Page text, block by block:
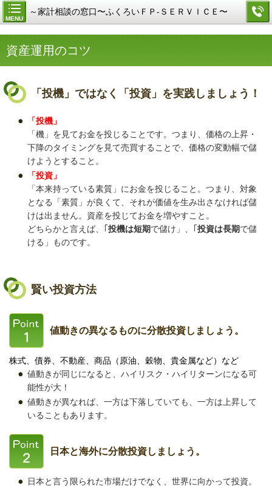
MENU
～家計相談の窓口〜ふくろいＦＰ-ＳＥＲＶＩＣＥ〜
資産運用のコツ
「投機」ではなく「投資」を実践しましょう！
「投機」
「機」を見てお金を投じることです。つまり、価格の上昇・
下降のタイミングを見て売買することで、価格の変動幅で儲
けようとすること。
「投資」
「本来持っている素質」にお金を投じること。つまり、対象
となる「素質」が良くて、それが価値を生み出さなければ儲
けは出ません。資産を投じてお金を増やすこと。
どちらかと言えば、｢ 投機は短期で儲け」、｢ 投資は長期で儲
ける」ものです。
賢い投資方法
値動きの異なるものに分散投資しましょう。
株式、債券、不動産、商品（原油、穀物、貴金属など）など
値動きが同じになると、ハイリスク・ハイリターンになる可
能性が大！
値動きが異なれば、一方は下落していても、一方は上昇して
いることもあります。
日本と海外に分散投資しましょう。
日本と言う限られた市場だけでなく、世界に向かって投資。